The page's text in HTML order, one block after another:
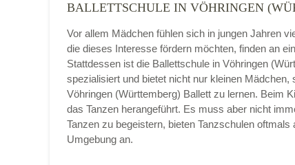
Mittwoch
BALLETTSCHULE IN VÖHRINGEN
Vor allem Mädchen fühlen sich in jungen Jahren
die dieses Interesse fördern möchten, finden an
Stattdessen ist die Ballettschule in Vöhringen
spezialisiert und bietet nicht nur kleinen
Vöhringen (Württemberg) Ballett zu lernen. Beim
das Tanzen herangeführt. Es muss aber nicht
Tanzen zu begeistern, bieten Tanzschulen
Umgebung an.